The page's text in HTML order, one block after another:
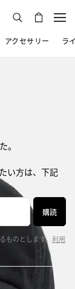
アクセサリー ラ
。
い方は、下記
購読
のとします。 利用